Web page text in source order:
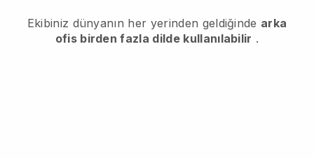
Ekibiniz dünyanın her yerinden geldiğinde arka
ofis birden fazla dilde kullanılabilir .